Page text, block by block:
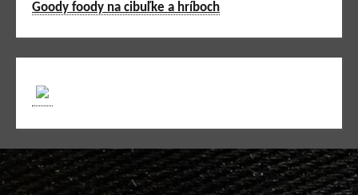
Goody foody na cibuľke a hríboch